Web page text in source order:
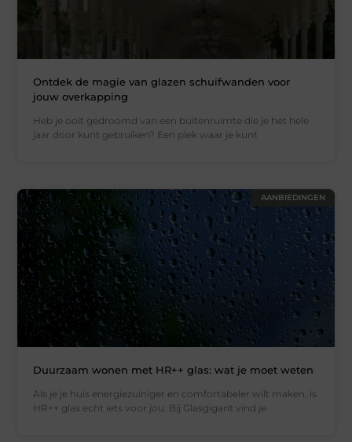
Ontdek de magie van glazen schuifwanden voor
jouw overkapping
Heb je ooit gedroomd van een buitenruimte die je het hele
jaar door kunt gebruiken? Een plek waar je kunt
AANBIEDINGEN
Duurzaam wonen met HR++ glas: wat je moet weten
Als je je huis energiezuiniger en comfortabeler wilt maken, is
HR++ glas echt iets voor jou. Bij Glasgigant vind je